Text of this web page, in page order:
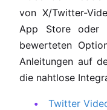
von X/Twitter-
App Store oder
bewerteten
Anleitungen auf
die nahtlose
Twitter